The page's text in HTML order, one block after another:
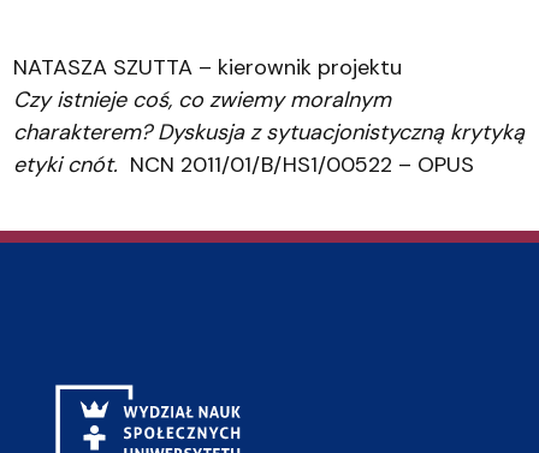
NATASZA SZUTTA – kierownik projektu
Czy istnieje coś, co zwiemy moralnym
charakterem? Dyskusja z sytuacjonistyczną krytyką
etyki cnót. NCN 2011/01/B/HS1/00522 – OPUS